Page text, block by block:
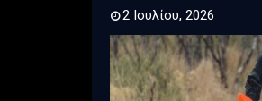
2 Ιουλίου, 2026